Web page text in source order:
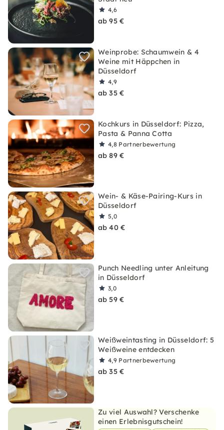
4,6
ab 95 €
Weinprobe: Schaumwein & 4
Weine mit Häppchen in
Düsseldorf
4,9
ab 35 €
Kochkurs in Düsseldorf: Pizza,
Pasta & Panna Cotta
4,8 Partnerbewertung
ab 89 €
Wein- & Käse-Pairing-Kurs in
Düsseldorf
5,0
ab 40 €
Punch Needling unter Anleitung
in Düsseldorf
3,0
ab 59 €
Weißweintasting in Düsseldorf: 5
Weißweine entdecken
4,9 Partnerbewertung
ab 35 €
Zu viel Auswahl? Verschenke
einen Erlebnisgutschein!